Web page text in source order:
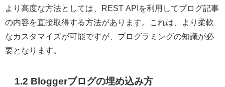
より高度な方法としては、REST APIを利用してブログ記事
の内容を直接取得する方法があります。これは、より柔軟
なカスタマイズが可能ですが、プログラミングの知識が必
要となります。
1.2 Bloggerブログの埋め込み方